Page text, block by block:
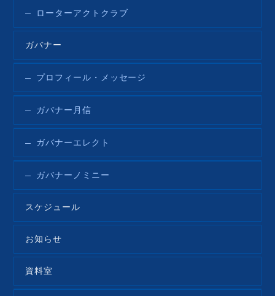
ローターアクトクラブ
ガバナー
プロフィール・メッセージ
ガバナー月信
ガバナーエレクト
ガバナーノミニー
スケジュール
お知らせ
資料室